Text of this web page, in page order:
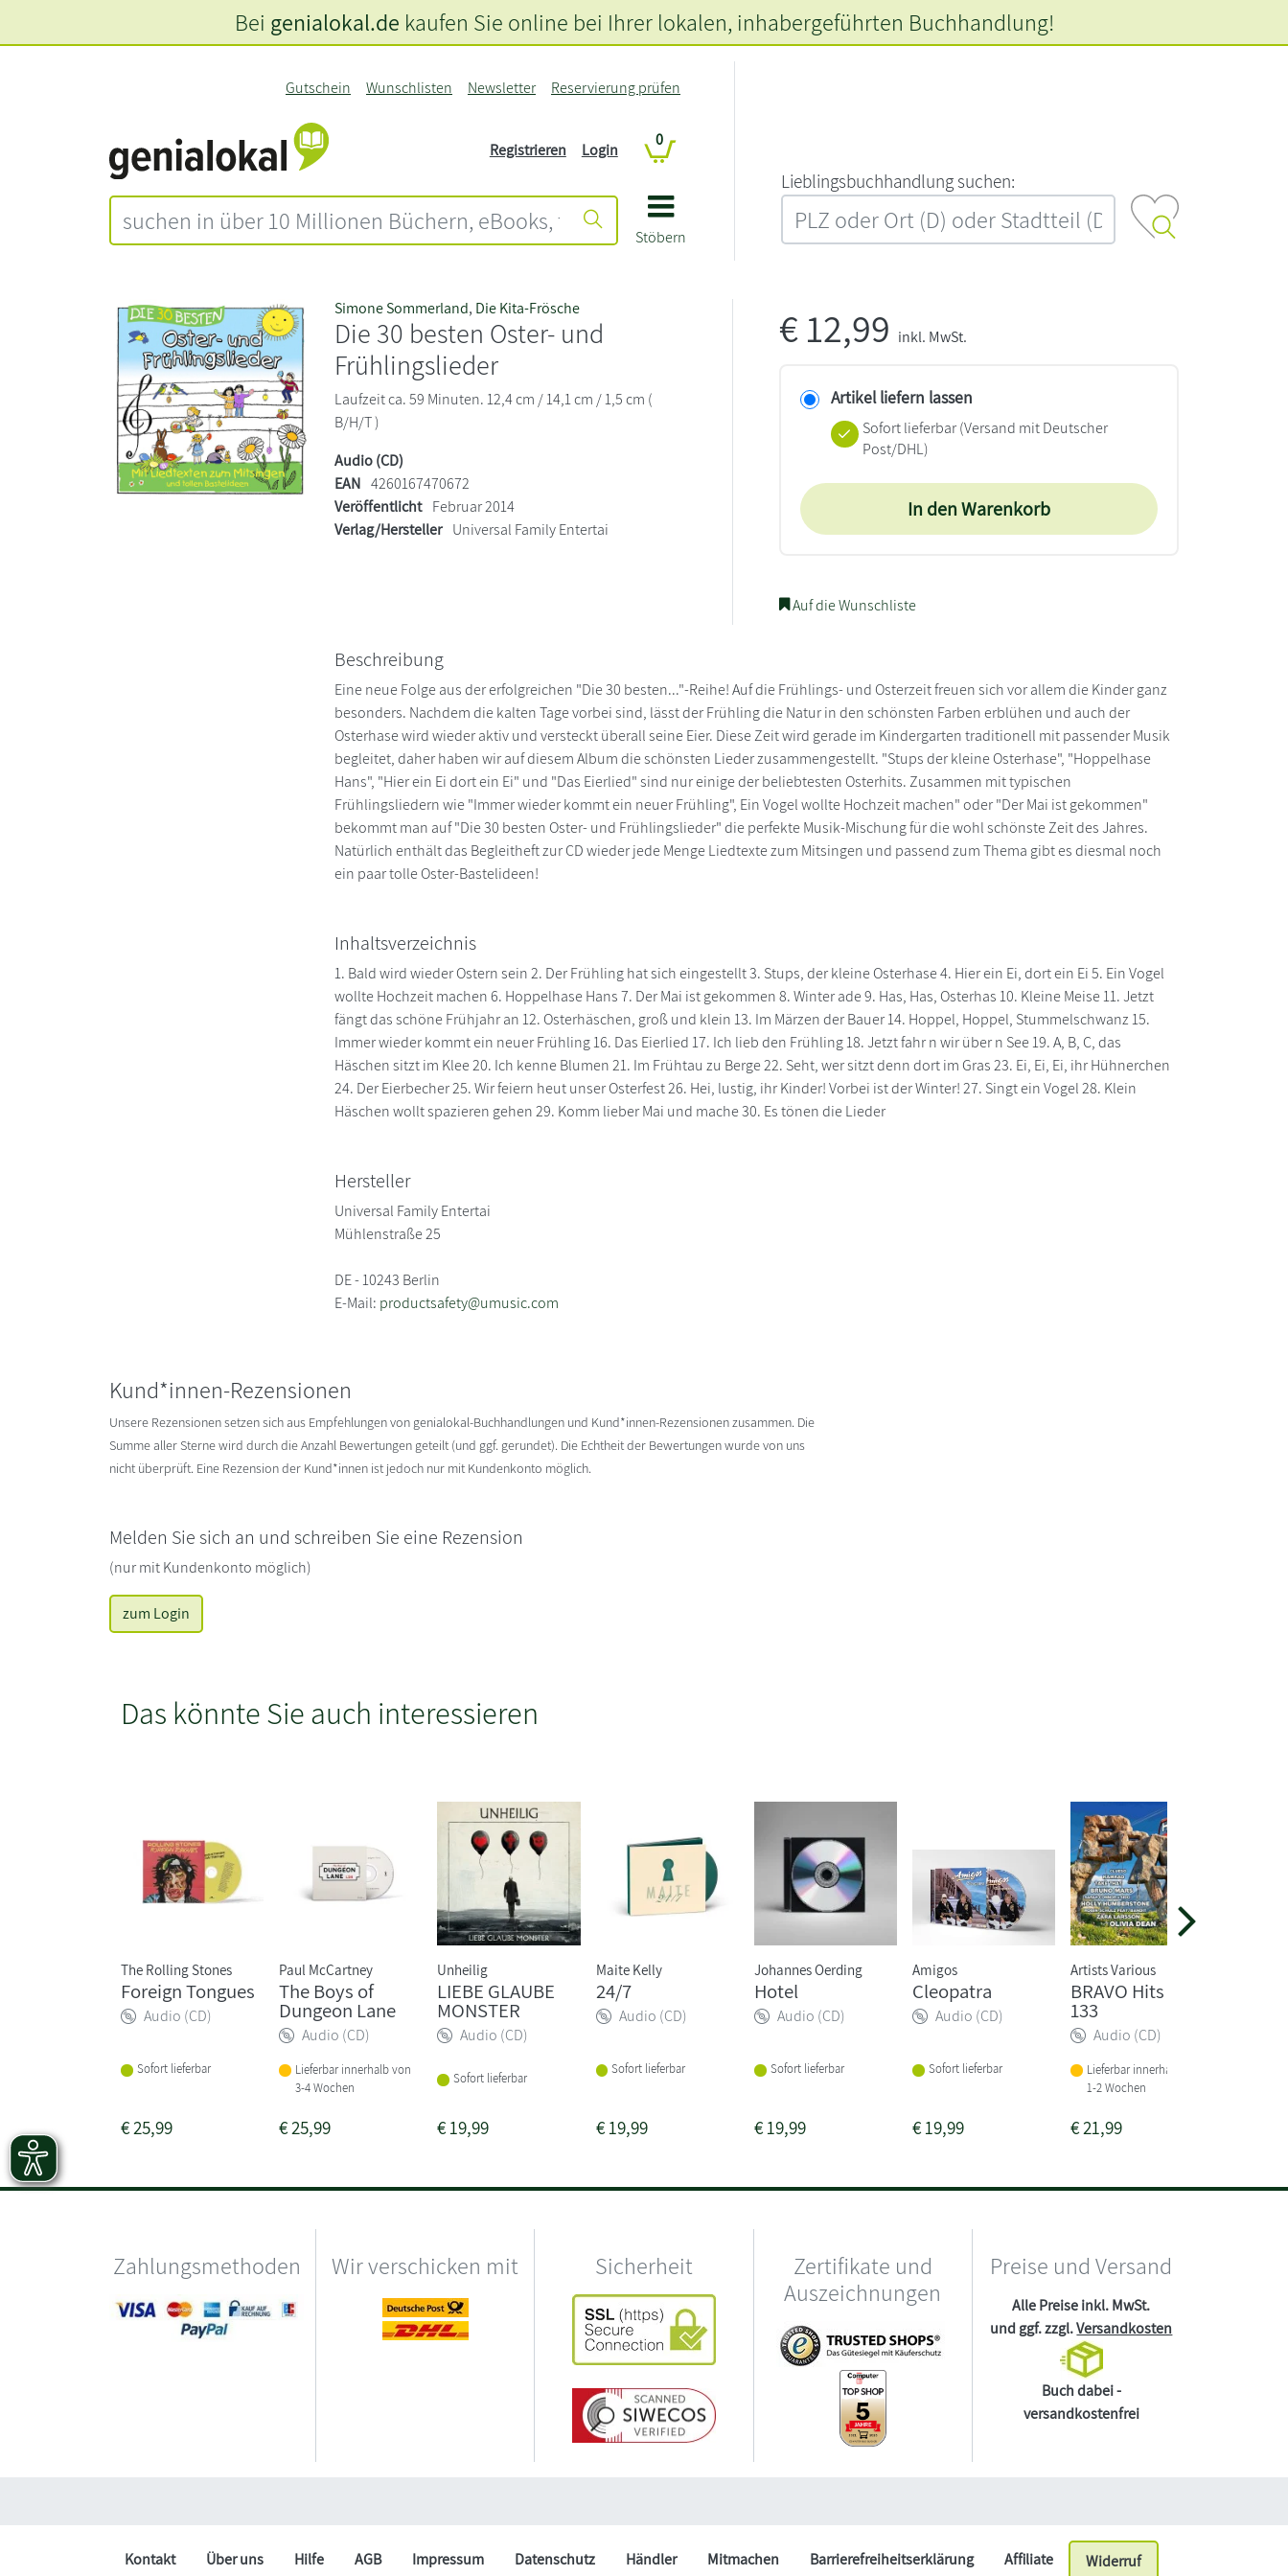
Stöbern
Gutschein Wunschlisten Newsletter Reservierung prüfen
Registrieren Login
0
L‍i‍e‍b‍l‍i‍n‍g‍s‍b‍u‍c‍h‍h‍a‍n‍d‍l‍u‍n‍g‍ ‍s‍u‍c‍h‍e‍n‍:‍
Bei genialokal.de kaufen Sie online bei Ihrer lokalen, inhabergeführten Buchhandlung!
Simone Sommerland, Die Kita-Frösche
Die 30 besten Oster- und
Frühlingslieder
Laufzeit ca. 59 Minuten. 12,4 cm / 14,1 cm / 1,5 cm (
B/H/T )
Audio (CD)
EAN 4260167470672
Veröffentlicht Februar 2014
Verlag/Hersteller Universal Family Entertai
€12,99 inkl. MwSt.
Artikel liefern lassen
Sofort lieferbar(Versand mit Deutscher
Post/DHL)
In den Warenkorb
Auf die Wunschliste
Beschreibung
Eine neue Folge aus der erfolgreichen "Die 30 besten..."-Reihe! Auf die Frühlings- und Osterzeit freuen sich vor allem die Kinder ganz
besonders. Nachdem die kalten Tage vorbei sind, lässt der Frühling die Natur in den schönsten Farben erblühen und auch der
Osterhase wird wieder aktiv und versteckt überall seine Eier. Diese Zeit wird gerade im Kindergarten traditionell mit passender Musik
begleitet, daher haben wir auf diesem Album die schönsten Lieder zusammengestellt. "Stups der kleine Osterhase", "Hoppelhase
Hans", "Hier ein Ei dort ein Ei" und "Das Eierlied" sind nur einige der beliebtesten Osterhits. Zusammen mit typischen
Frühlingsliedern wie "Immer wieder kommt ein neuer Frühling", Ein Vogel wollte Hochzeit machen" oder "Der Mai ist gekommen"
bekommt man auf "Die 30 besten Oster- und Frühlingslieder" die perfekte Musik-Mischung für die wohl schönste Zeit des Jahres.
Natürlich enthält das Begleitheft zur CD wieder jede Menge Liedtexte zum Mitsingen und passend zum Thema gibt es diesmal noch
ein paar tolle Oster-Bastelideen!
Inhaltsverzeichnis
1. Bald wird wieder Ostern sein 2. Der Frühling hat sich eingestellt 3. Stups, der kleine Osterhase 4. Hier ein Ei, dort ein Ei 5. Ein Vogel
wollte Hochzeit machen 6. Hoppelhase Hans 7. Der Mai ist gekommen 8. Winter ade 9. Has, Has, Osterhas 10. Kleine Meise 11. Jetzt
fängt das schöne Frühjahr an 12. Osterhäschen, groß und klein 13. Im Märzen der Bauer 14. Hoppel, Hoppel, Stummelschwanz 15.
Immer wieder kommt ein neuer Frühling 16. Das Eierlied 17. Ich lieb den Frühling 18. Jetzt fahr n wir über n See 19. A, B, C, das
Häschen sitzt im Klee 20. Ich kenne Blumen 21. Im Frühtau zu Berge 22. Seht, wer sitzt denn dort im Gras 23. Ei, Ei, Ei, ihr Hühnerchen
24. Der Eierbecher 25. Wir feiern heut unser Osterfest 26. Hei, lustig, ihr Kinder! Vorbei ist der Winter! 27. Singt ein Vogel 28. Klein
Häschen wollt spazieren gehen 29. Komm lieber Mai und mache 30. Es tönen die Lieder
Hersteller
Universal Family Entertai
Mühlenstraße 25
DE - 10243 Berlin
E-Mail: productsafety@umusic.com
Kund*innen-Rezensionen
Unsere Rezensionen setzen sich aus Empfehlungen von genialokal-Buchhandlungen und Kund*innen-Rezensionen zusammen. Die
Summe aller Sterne wird durch die Anzahl Bewertungen geteilt (und ggf. gerundet). Die Echtheit der Bewertungen wurde von uns
nicht überprüft. Eine Rezension der Kund*innen ist jedoch nur mit Kundenkonto möglich.
Melden Sie sich an und schreiben Sie eine Rezension
(nur mit Kundenkonto möglich)
zum Login
Das könnte Sie auch interessieren
The Rolling Stones
Foreign Tongues
Audio (CD)
Sofort lieferbar
€25,99
Paul McCartney
The Boys of
Dungeon Lane
Audio (CD)
Lieferbar innerhalb von
3-4 Wochen
€25,99
Unheilig
LIEBE GLAUBE
MONSTER
Audio (CD)
Sofort lieferbar
€19,99
Maite Kelly
24/7
Audio (CD)
Sofort lieferbar
€19,99
Johannes Oerding
Hotel
Audio (CD)
Sofort lieferbar
€19,99
Amigos
Cleopatra
Audio (CD)
Sofort lieferbar
€19,99
Artists Various
BRAVO Hits Vol.
133
Audio (CD)
Lieferbar innerhalb von
1-2 Wochen
€21,99
Zahlungsmethoden Wir verschicken mit Sicherheit
Zertifikate und
Auszeichnungen
Preise und Versand
Alle Preise inkl. MwSt.
und ggf. zzgl.Versandkosten
Buch dabei -
versandkostenfrei
Kontakt Über uns Hilfe AGB Impressum Datenschutz Händler Mitmachen Barrierefreiheitserklärung Affiliate Widerruf